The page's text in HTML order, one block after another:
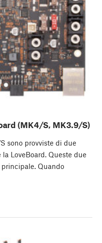
(MK4/S, MK3.9/S)
sono provviste di due
LoveBoard. Queste due
Quando